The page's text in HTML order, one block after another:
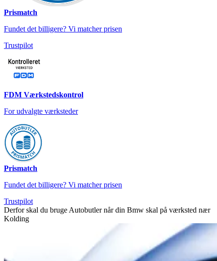
Prismatch
Fundet det billigere? Vi matcher prisen
Trustpilot
FDM Værkstedskontrol
For udvalgte værksteder
Prismatch
Fundet det billigere? Vi matcher prisen
Trustpilot
Derfor skal du bruge Autobutler når din Bmw skal på værksted nær
Kolding